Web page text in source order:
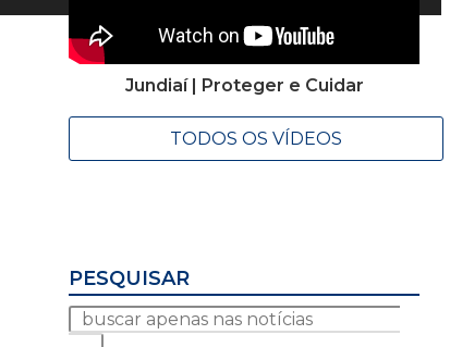
Jundiaí | Proteger e Cuidar
TODOS OS VÍDEOS
PESQUISAR